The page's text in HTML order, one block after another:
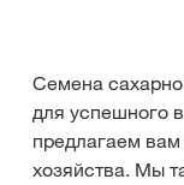
Семена
для успешного
предлагаем
хозяйства. Мы